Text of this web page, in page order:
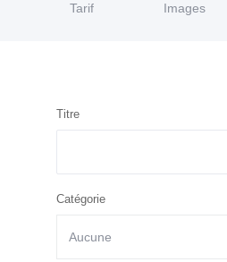
Tarif Images
Titre
Catégorie